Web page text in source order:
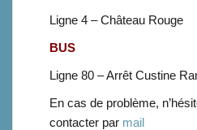
Ligne 4 – Château Rouge
BUS
Ligne 80 – Arrêt Custine
En cas de problème,
contacter par mail